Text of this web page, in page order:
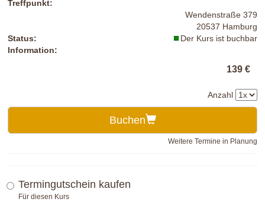
Treffpunkt:
Wendenstraße 379
20537 Hamburg
Status:
Der Kurs ist buchbar
Information:
139 €
Anzahl
Buchen
Weitere Termine in Planung
Termingutschein kaufen
Für diesen Kurs